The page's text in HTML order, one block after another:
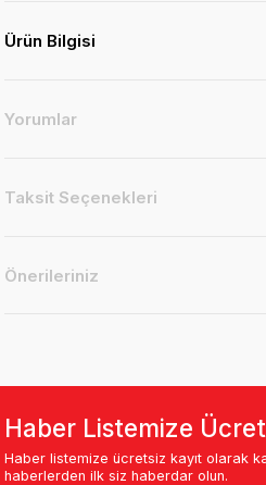
Ürün Bilgisi
Yorumlar
Taksit Seçenekleri
Önerileriniz
Haber Listemize
Haber listemize ücretsiz kayıt olarak
haberlerden ilk siz haberdar olun.